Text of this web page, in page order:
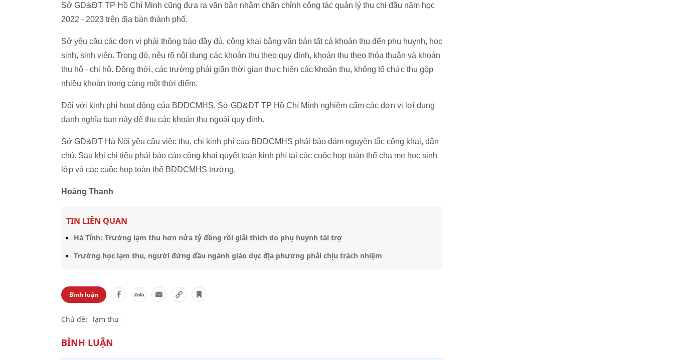
Sở GD&ĐT TP Hồ Chí Minh cũng đưa ra văn bản nhằm chấn chỉnh công tác quản lý thu chi đầu năm học
2022 - 2023 trên địa bàn thành phố.
Sở yêu cầu các đơn vị phải thông báo đầy đủ, công khai bằng văn bản tất cả khoản thu đến phụ huynh, học
sinh, sinh viên. Trong đó, nêu rõ nội dung các khoản thu theo quy định, khoản thu theo thỏa thuận và khoản
thu hộ - chi hộ. Đồng thời, các trường phải giãn thời gian thực hiện các khoản thu, không tổ chức thu gộp
nhiều khoản trong cùng một thời điểm.
Đối với kinh phí hoạt động của BĐDCMHS, Sở GD&ĐT TP Hồ Chí Minh nghiêm cấm các đơn vị lợi dụng
danh nghĩa ban này để thu các khoản thu ngoài quy định.
Sở GD&ĐT Hà Nội yêu cầu việc thu, chi kinh phí của BĐDCMHS phải bảo đảm nguyên tắc công khai, dân
chủ. Sau khi chi tiêu phải báo cáo công khai quyết toán kinh phí tại các cuộc họp toàn thể cha mẹ học sinh
lớp và các cuộc họp toàn thể BĐDCMHS trường.
Hoàng Thanh
TIN LIÊN QUAN
Hà Tĩnh: Trường lạm thu hơn nửa tỷ đồng rồi giải thích do phụ huynh tài trợ
Trường học lạm thu, người đứng đầu ngành giáo dục địa phương phải chịu trách nhiệm
Bình luận
Chủ đề: lạm thu